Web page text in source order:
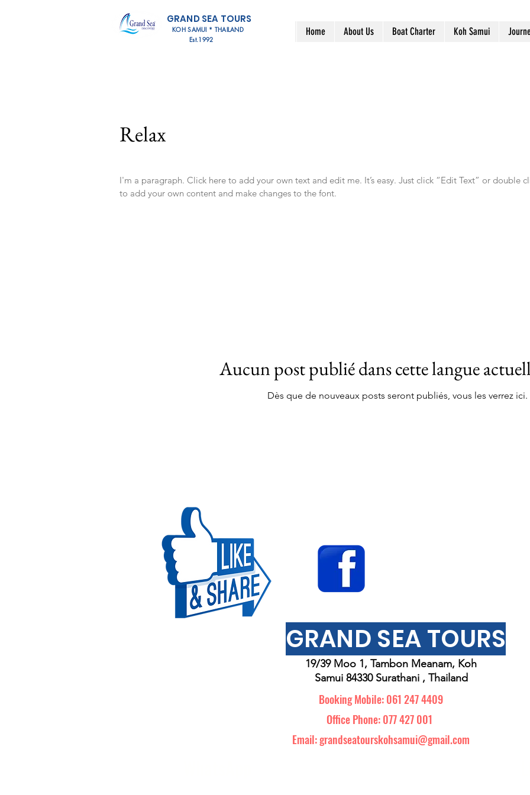
Home About Us Boat Charter Koh Samui
GRAND SEA TOURS
KOH SAMUI * THAILAND
Est.1992
Relax
I'm a paragraph. Click here to add your own text and edit me. It’s easy. Just click “Edit Text” or double
to add your own content and make changes to the font.
Aucun post publié dans cette langue
Dès que de nouveaux posts seront publiés, vous les verrez ici.
GRAND SEA TOURS
19/39 Moo 1, Tambon Meanam, Koh
Samui 84330 Surathani , Thailand
Booking Mobile: 061 247 4409
Office Phone: 077 427 001
Email: grandseatourskohsamui@gmail.com